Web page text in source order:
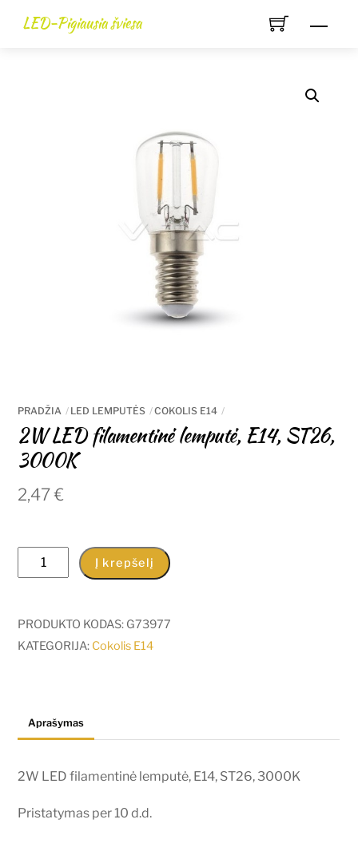
LED-Pigiausia šviesa
PRADŽIA LED LEMPUTĖS COKOLIS E14
2W LED filamentinė lemputė, E14, ST26,
3000K
2,47€
produkto
kiekis:
LED
filamentinė
3000K
Į krepšelį
PRODUKTO KODAS: G73977
KATEGORIJA: Cokolis E14
Aprašymas
2W LED filamentinė lemputė, E14, ST26, 3000K
Pristatymas per 10 d.d.